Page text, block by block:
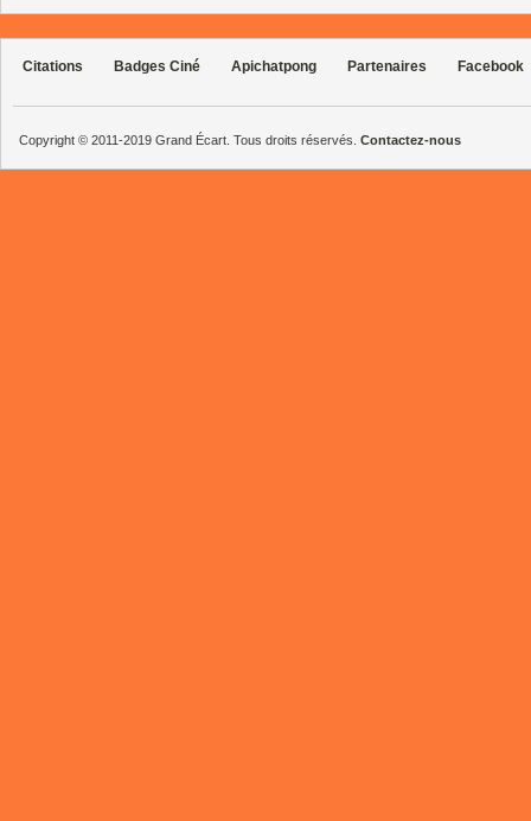
Citations Badges Ciné Apichatpong Partenaires Facebook
Copyright © 2011-2019 Grand Écart. Tous droits réservés. Contactez-nous